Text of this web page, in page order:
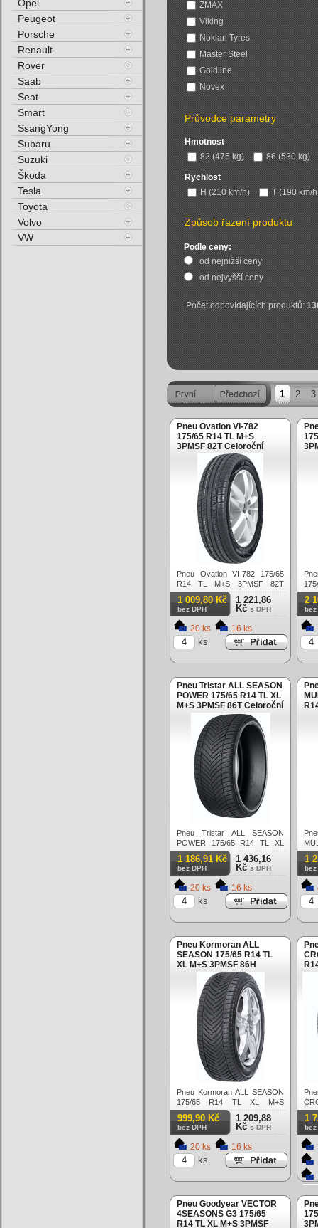
ZMAX
Viking
Nokian Tyres
Master Steel
Goldline
Novex
Průvodce parametry
Hmotnost
82 (475 kg)
86 (530 kg)
Rychlost
H (210 km/h)
T (190 km/
Způsob řazení produktu
Podle ceny:
od nejnižší ceny
od nejvyšší ceny
Počet odpovídajících produktů:
1 2 3
Pneu Ovation VI-782
175/65 R14 TL M+S
3PMSF 82T Celoroční
Pneu Ovation VI-782 175/65
R14 TL M+S 3PMSF 82T
Celoroční
1 009,80 Kč
bez DPH
1 221,86
Kč s DPH
20 ks 16 ks
ks
2
bez
Pneu Tristar ALL SEASON
POWER 175/65 R14 TL XL
M+S 3PMSF 86T Celoroční
Pneu Tristar ALL SEASON
POWER 175/65 R14 TL XL
M+S 3PMSF 86T Celoroční
1 186,91 Kč
bez DPH
1 436,16
Kč s DPH
20 ks 16 ks
ks
TL
1
bez
Pneu Kormoran ALL
SEASON 175/65 R14 TL
XL M+S 3PMSF 86H
Celoroční
Pneu Kormoran ALL SEASON
175/65 R14 TL XL M+S
3PMSF 86H Celoroční
999,90 Kč
bez DPH
1 209,88
Kč s DPH
20 ks 16 ks
ks
TL
1
bez
Pneu Goodyear VECTOR
4SEASONS G3 175/65
R14 TL XL M+S 3PMSF
Opel
Peugeot
Porsche
Renault
Rover
Saab
Seat
Smart
SsangYong
Subaru
Suzuki
Škoda
Tesla
Toyota
Volvo
VW